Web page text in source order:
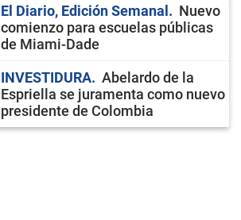
El Diario, Edición Semanal
Nuevo
comienzo para escuelas públicas
de Miami-Dade
INVESTIDURA
Abelardo de la
Espriella se juramenta como nuevo
presidente de Colombia